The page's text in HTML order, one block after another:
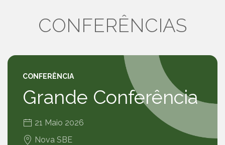
CONFERÊNCIAS
CONFERÊNCIA
Grande Conferência
21 Maio 2026
Nova SBE